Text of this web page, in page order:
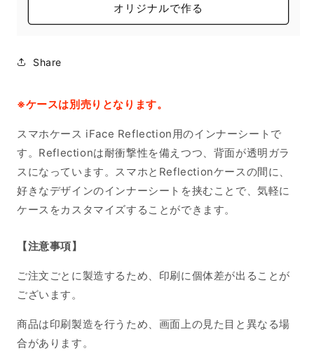
オリジナルで作る
Share
※ケースは別売りとなります。
スマホケース iFace Reflection用のインナーシートで
す。Reflectionは耐衝撃性を備えつつ、背面が透明ガラ
スになっています。スマホとReflectionケースの間に、
好きなデザインのインナーシートを挟むことで、気軽に
ケースをカスタマイズすることができます。
【注意事項】
ご注文ごとに製造するため、印刷に個体差が出ることが
ございます。
商品は印刷製造を行うため、画面上の見た目と異なる場
合があります。